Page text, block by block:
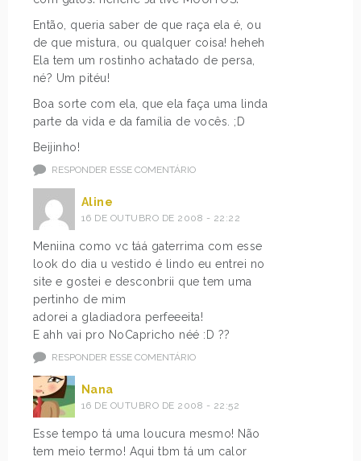
Então, queria saber de que raça ela é, ou
de que mistura, ou qualquer coisa! heheh
Ela tem um rostinho achatado de persa,
né? Um pitéu!
Boa sorte com ela, que ela faça uma linda
parte da vida e da família de vocês. ;D
Beijinho!
RESPONDER ESSE COMENTÁRIO
Aline
16 DE OUTUBRO DE 2008 - 22:22
Meniina como vc táá gaterrima com esse
look do dia u vestido é lindo eu entrei no
site e gostei e desconbrii que tem uma
pertinho de mim
adorei a gladiadora perfeeeita!
E ahh vai pro NoCapricho néé :D ??
RESPONDER ESSE COMENTÁRIO
Nana
16 DE OUTUBRO DE 2008 - 22:52
Esse tempo tá uma loucura mesmo! Não
tem meio termo! Aqui tbm tá um calor